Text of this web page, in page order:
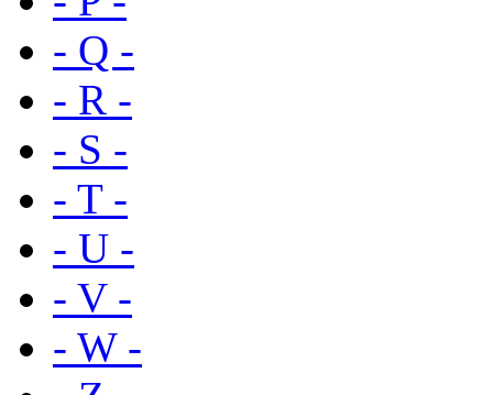
- Q -
- R -
- S -
- T -
- U -
- V -
- W -